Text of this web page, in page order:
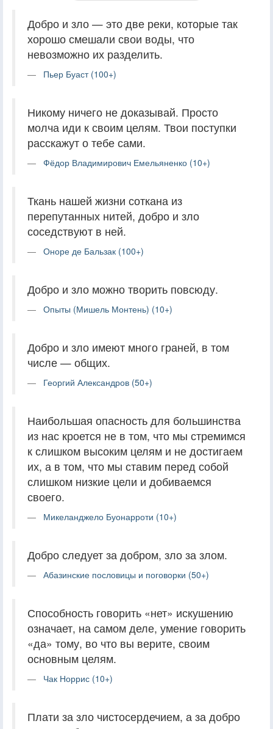
Добро и зло — это две реки, которые так
хорошо смешали свои воды, что
невозможно их разделить.
Пьер Буаст (100+)
Никому ничего не доказывай. Просто
молча иди к своим целям. Твои поступки
расскажут о тебе сами.
Фёдор Владимирович Емельяненко (10+)
Ткань нашей жизни соткана из
перепутанных нитей, добро и зло
соседствуют в ней.
Оноре де Бальзак (100+)
Добро и зло можно творить повсюду.
Опыты (Мишель Монтень) (10+)
Добро и зло имеют много граней, в том
числе — общих.
Георгий Александров (50+)
Наибольшая опасность для большинства
из нас кроется не в том, что мы стремимся
к слишком высоким целям и не достигаем
их, а в том, что мы ставим перед собой
слишком низкие цели и добиваемся
своего.
Микеланджело Буонарроти (10+)
Добро следует за добром, зло за злом.
Абазинские пословицы и поговорки (50+)
Способность говорить «нет» искушению
означает, на самом деле, умение говорить
«да» тому, во что вы верите, своим
основным целям.
Чак Норрис (10+)
Плати за зло чистосердечием, а за добро